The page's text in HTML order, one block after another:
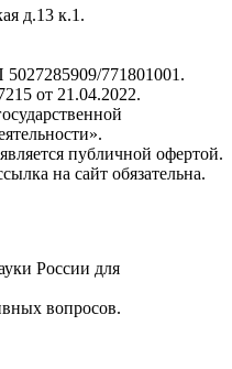
д.13 к.1.
771801001.
от 21.04.2022.
публичной офертой.
на сайт обязательна.
России для
вопросов.